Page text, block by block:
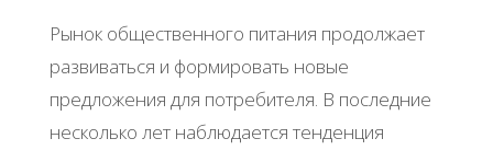
Рынок общественного питания продолжает
развиваться и формировать новые
предложения для потребителя. В последние
несколько лет наблюдается тенденция